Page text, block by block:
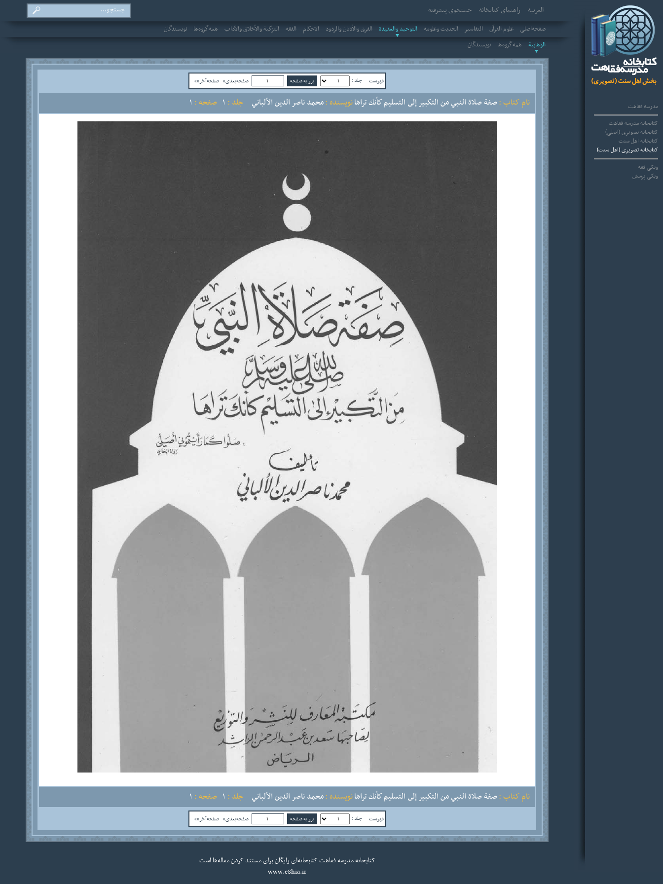
مدرسه فقاهت
کتابخانه مدرسه فقاهت
کتابخانه تصویری (اصلی)
کتابخانه اهل سنت
کتابخانه تصویری (اهل سنت)
ویکی فقه
ویکی پرسش
العربیة راهنمای کتابخانه
جستجوی پیشرفته
صفحه‌اصلی علوم القرآن التفاسير الحديث وعلومه التوحيد والعقيدة الفرق والأديان والردود الاحکام الفقه التزكية والأخلاق والآداب همه‌گروه‌ها
نویسندگان
الوهابية
همه‌گروه‌ها نویسندگان
فهرست جلد : صفحه‌بعدی» صفحه‌آخر»»
نام کتاب :صفة صلاة النبي من التكبير إلى التسليم كأنك تراهانویسنده :محمد ناصر الدين الألباني جلد : صفحه :
نام کتاب :صفة صلاة النبي من التكبير إلى التسليم كأنك تراهانویسنده :محمد ناصر الدين الألباني جلد : صفحه :
فهرست جلد : صفحه‌بعدی» صفحه‌آخر»»
کتابخانهمدرسه فقاهتکتابخانه‌ای رایگان برای مستند کردن مقاله‌ها است
www.eShia.ir